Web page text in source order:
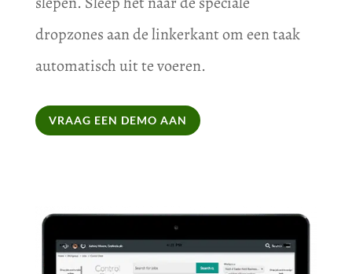
dropzones aan de linkerkant om een taak
automatisch uit te voeren.
VRAAG EEN DEMO AAN